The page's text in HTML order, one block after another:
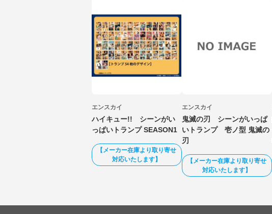
エンスカイ
ハイキュー!! シーンがい
っぱいトランプ SEASON1
【メーカー在庫より取り寄せ
対応いたします】
エンスカイ
鬼滅の刃 シーンがいっぱ
いトランプ 壱ノ型 鬼滅の
刃
【メーカー在庫より取り寄せ
対応いたします】